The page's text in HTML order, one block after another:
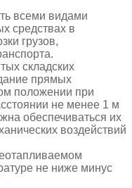
всеми видами
средствах в
грузов,
складских
прямых
положении при
не менее 1 м
обеспечиваться их
воздействий
не ниже минус